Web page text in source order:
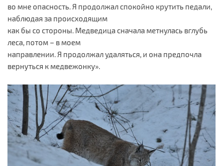
во мне опасность. Я продолжал спокойно крутить педали,
наблюдая за происходящим
как бы со стороны. Медведица сначала метнулась вглубь
леса, потом – в моем
направлении. Я продолжал удаляться, и она предпочла
вернуться к медвежонку».